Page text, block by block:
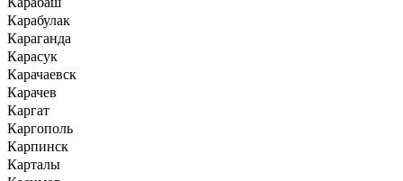
Карабулак
Караганда
Карасук
Карачаевск
Карачев
Каргат
Каргополь
Карпинск
Карталы